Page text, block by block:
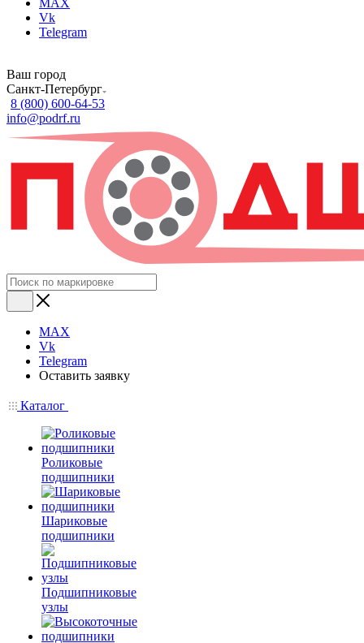
Vk
Telegram
Ваш город
Санкт-Петербург
8 (800) 600-64-53
info@podrf.ru
MAX
Vk
Telegram
Оставить заявку
Каталог
Роликовые
подшипники
Шариковые
подшипники
Подшипниковые
узлы